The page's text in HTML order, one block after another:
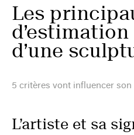
Les
d’une
5 critères vont influencer son
L’artiste et sa